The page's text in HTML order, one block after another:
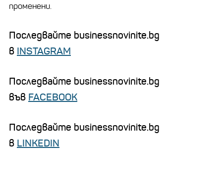
променени.
Последвайте businessnovinite.bg
в INSTAGRAM
Последвайте businessnovinite.bg
във FACEBOOK
Последвайте businessnovinite.bg
в LINKEDIN